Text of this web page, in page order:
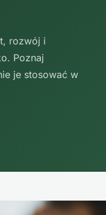
rozwój i
Poznaj
je stosować w